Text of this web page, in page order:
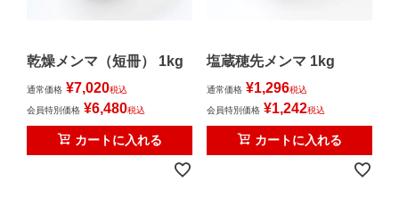
乾燥メンマ（短冊） 1kg
通常価格 ¥7,020税込
会員特別価格 ¥6,480税込
カートに入れる
塩蔵穂先メンマ 1kg
通常価格 ¥1,296税込
会員特別価格 ¥1,242税込
カートに入れる